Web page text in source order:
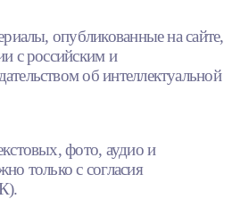
опубликованные на сайте,
с российским и
об интеллектуальной
фото, аудио и
только с согласия